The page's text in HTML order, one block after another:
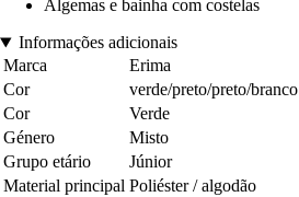
Algemas e bainha com costelas
Informações adicionais
Marca
Erima
Cor
verde/preto/preto/branco
Cor
Verde
Género
Misto
Grupo etário
Júnior
Material principal Poliéster / algodão